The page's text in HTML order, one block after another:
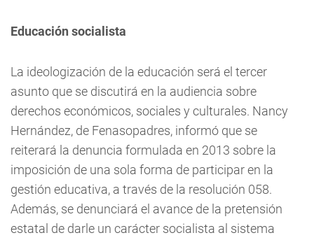
Educación socialista
La ideologización de la educación será el tercer
asunto que se discutirá en la audiencia sobre
derechos económicos, sociales y culturales. Nancy
Hernández, de Fenasopadres, informó que se
reiterará la denuncia formulada en 2013 sobre la
imposición de una sola forma de participar en la
gestión educativa, a través de la resolución 058.
Además, se denunciará el avance de la pretensión
estatal de darle un carácter socialista al sistema